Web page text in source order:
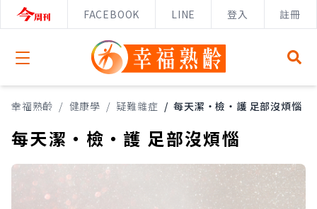
FACEBOOK LINE 登入 註冊
Open menu
幸福熟齡 / 健康學 / 疑難雜症 / 每天潔‧檢‧護 足部沒煩惱
每天潔‧檢‧護 足部沒煩惱